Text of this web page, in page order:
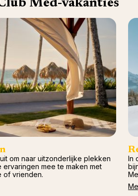
Val
Vittel
Med-vakanties
om naar uitzonderlijke plekken
mee te maken met
of vrienden.
In